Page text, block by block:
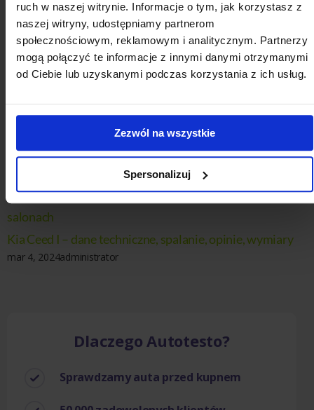
ruch w naszej witrynie. Informacje o tym, jak korzystasz z
naszej witryny, udostępniamy partnerom
społecznościowym, reklamowym i analitycznym. Partnerzy
mogą połączyć te informacje z innymi danymi otrzymanymi
od Ciebie lub uzyskanymi podczas korzystania z ich usług.
Zezwól na wszystkie
Spersonalizuj
Edycja limitowana została wyposażona w 3.3-litrowy
silnik o mocy 366 KM oraz momencie obrotowym 510
Nm, który umożliwiał osiągnięcie pierwszych 100 km/h
w zaledwie 5,4 sekundy. To wyjątkowa propozycja dla
każdego miłośnika marki, pragnącego pożegnać się z jej
Sprawdź inne wpisy o
samochodach Kia
Nowa Kia sportage – premiera, kiedy pojawi się w
salonach
Kia Ceed I – dane techniczne, spalanie, opinie, wymiary
mar 4, 2024administrator
Dlaczego Autotesto?
Sprawdzamy auta przed kupnem